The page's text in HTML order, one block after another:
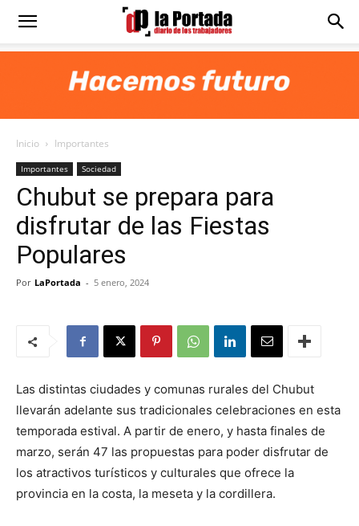
Diario
Portada
Inicio Importantes
Importantes Sociedad
Chubut se prepara para
disfrutar de las Fiestas
Populares
Por LaPortada - 5 enero, 2024
Las distintas ciudades y comunas rurales del Chubut
llevarán adelante sus tradicionales celebraciones en esta
temporada estival. A partir de enero, y hasta finales de
marzo, serán 47 las propuestas para poder disfrutar de
los atractivos turísticos y culturales que ofrece la
provincia en la costa, la meseta y la cordillera.